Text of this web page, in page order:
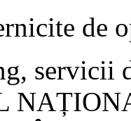
de
servicii